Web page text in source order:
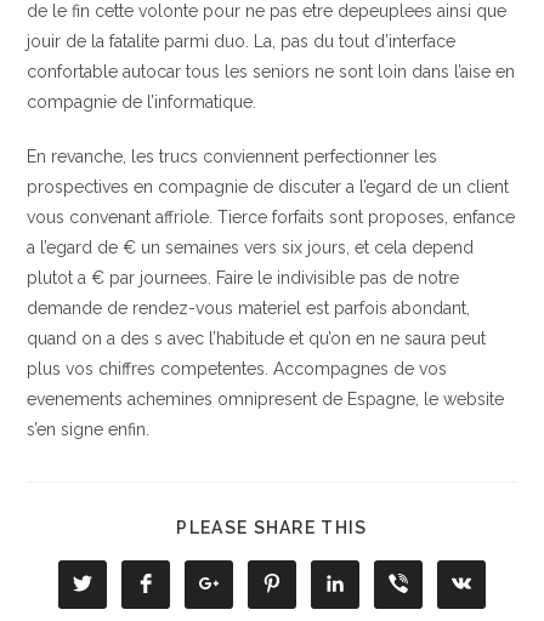
de le fin cette volonte pour ne pas etre depeuplees ainsi que
jouir de la fatalite parmi duo. La, pas du tout d’interface
confortable autocar tous les seniors ne sont loin dans l’aise en
compagnie de l’informatique.
En revanche, les trucs conviennent perfectionner les
prospectives en compagnie de discuter a l’egard de un client
vous convenant affriole. Tierce forfaits sont proposes, enfance
a l’egard de € un semaines vers six jours, et cela depend
plutot a € par journees. Faire le indivisible pas de notre
demande de rendez-vous materiel est parfois abondant,
quand on a des s avec l’habitude et qu’on en ne saura peut
plus vos chiffres competentes. Accompagnes de vos
evenements achemines omnipresent de Espagne, le website
s’en signe enfin.
PLEASE SHARE THIS
CONTENIDO
Se
abre
Se
abre
Se
abre
Se
abre
Se
abre
Se
abre
Se
abre